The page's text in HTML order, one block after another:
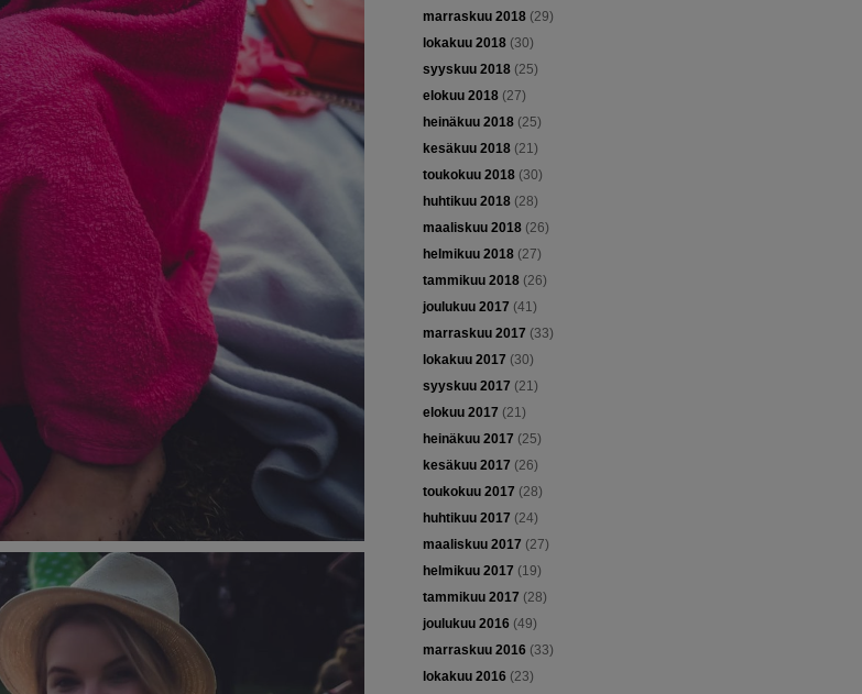
marraskuu 2018(29)
lokakuu 2018(30)
syyskuu 2018(25)
elokuu 2018(27)
heinäkuu 2018(25)
kesäkuu 2018(21)
toukokuu 2018(30)
huhtikuu 2018(28)
maaliskuu 2018(26)
helmikuu 2018(27)
tammikuu 2018(26)
joulukuu 2017 (41)
marraskuu 2017 (33)
lokakuu 2017 (30)
syyskuu 2017 (21)
elokuu 2017 (21)
heinäkuu 2017 (25)
kesäkuu 2017 (26)
toukokuu 2017 (28)
huhtikuu 2017 (24)
maaliskuu 2017 (27)
helmikuu 2017 (19)
tammikuu 2017 (28)
joulukuu 2016 (49)
marraskuu 2016 (33)
lokakuu 2016 (23)